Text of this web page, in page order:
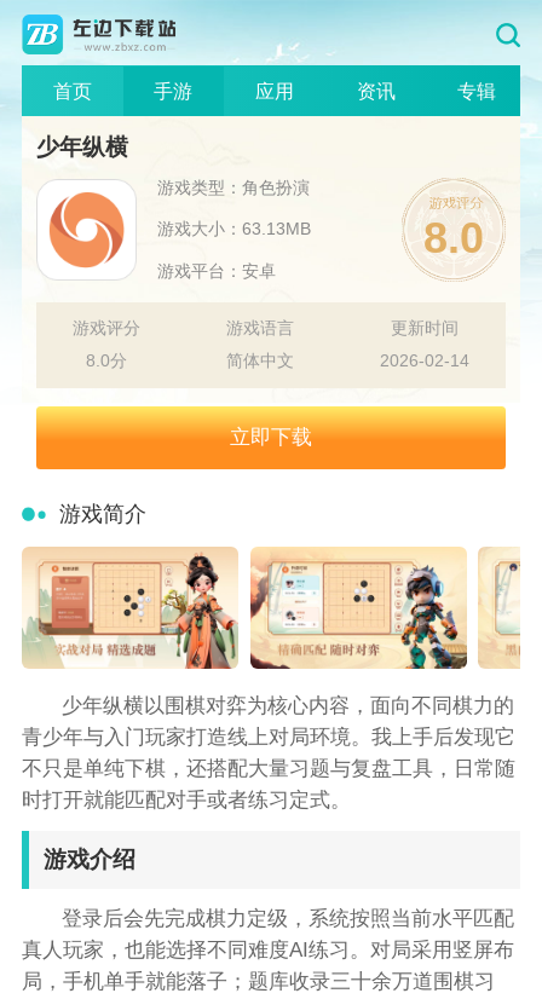
首页 手游 应用 资讯 专辑
少年纵横
游戏类型：角色扮演
游戏大小：63.13MB
游戏平台：安卓
8.0
游戏评分
8.0分
游戏语言
简体中文
更新时间
2026-02-14
立即下载
游戏简介
少年纵横以围棋对弈为核心内容，面向不同棋力的
青少年与入门玩家打造线上对局环境。我上手后发现它
不只是单纯下棋，还搭配大量习题与复盘工具，日常随
时打开就能匹配对手或者练习定式。
游戏介绍
登录后会先完成棋力定级，系统按照当前水平匹配
真人玩家，也能选择不同难度AI练习。对局采用竖屏布
局，手机单手就能落子；题库收录三十余万道围棋习